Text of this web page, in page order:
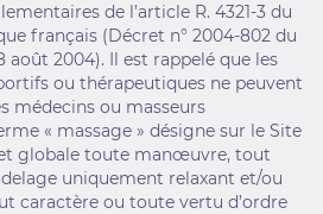
de l’article R. 4321-3 du
français (Décret n° 2004-802 du
août 2004). Il est rappelé que les
ou thérapeutiques ne peuvent
médecins ou masseurs
« massage » désigne sur le Site
globale toute manœuvre, tout
uniquement relaxant et/ou
caractère ou toute vertu d’ordre